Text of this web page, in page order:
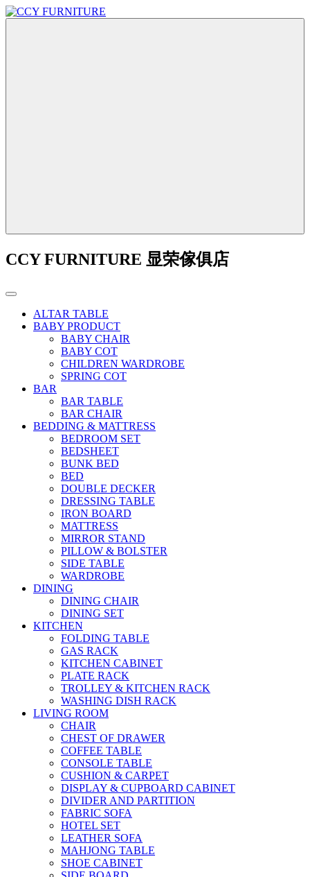
CCY FURNITURE 显荣傢俱店
ALTAR TABLE
BABY PRODUCT
BABY CHAIR
BABY COT
CHILDREN WARDROBE
SPRING COT
BAR
BAR TABLE
BAR CHAIR
BEDDING & MATTRESS
BEDROOM SET
BEDSHEET
BUNK BED
BED
DOUBLE DECKER
DRESSING TABLE
IRON BOARD
MATTRESS
MIRROR STAND
PILLOW & BOLSTER
SIDE TABLE
WARDROBE
DINING
DINING CHAIR
DINING SET
KITCHEN
FOLDING TABLE
GAS RACK
KITCHEN CABINET
PLATE RACK
TROLLEY & KITCHEN RACK
WASHING DISH RACK
LIVING ROOM
CHAIR
CHEST OF DRAWER
COFFEE TABLE
CONSOLE TABLE
CUSHION & CARPET
DISPLAY & CUPBOARD CABINET
DIVIDER AND PARTITION
FABRIC SOFA
HOTEL SET
LEATHER SOFA
MAHJONG TABLE
SHOE CABINET